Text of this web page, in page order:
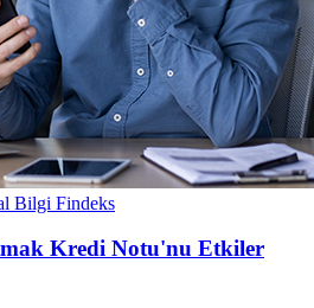
Bilgi Findeks
Kredi Notu'nu Etkiler